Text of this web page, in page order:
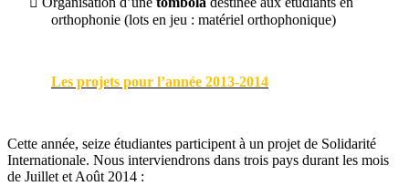
orthophonie (lots en jeu : matériel orthophonique)
Les projets pour l’année 2013-2014
Cette année, seize étudiantes participent à un projet de Solidarité
Internationale. Nous interviendrons dans trois pays durant les mois
de Juillet et Août 2014 :